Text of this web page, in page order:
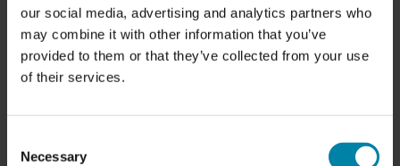
our social media, advertising and analytics partners who
may combine it with other information that you’ve
provided to them or that they’ve collected from your use
of their services.
Selection
Necessary
تتسبب المصابيح الأمامية أو المصابيح الخلفية الباهتة و/أو
الصفراء في انخفاض ناتج الضوء على سيارتك، مما يزيد
من خطر وقوع حادث سيارة. لذلك، فإن المصابيح الصفراء
و/أو الباهتة جداً في سيارتك لن تجتاز اختبار صلاحية
بسبب المصابيح الأمامية، فيمكنك اختيار إصلاحها على يد